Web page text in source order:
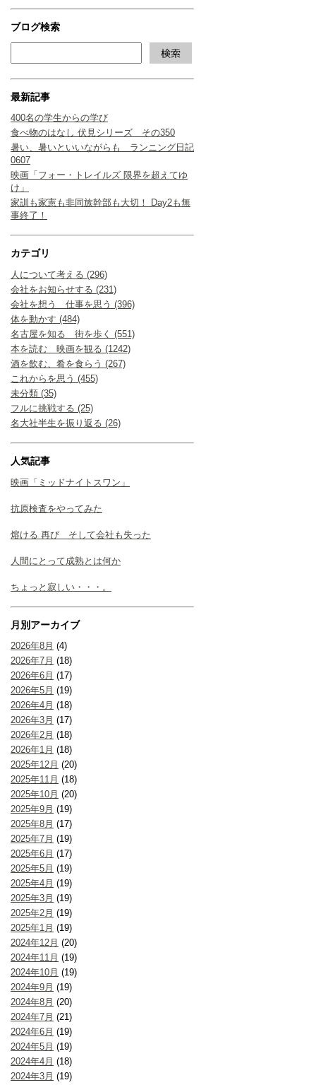
ブログ検索
最新記事
400名の学生からの学び
食べ物のはなし 伏見シリーズ その350
暑い、暑いといいながらも ランニング日記
0607
映画「フォー・トレイルズ 限界を超えてゆ
け」
家訓も家憲も非同族幹部も大切！ Day2も無
事終了！
カテゴリ
人について考える (296)
会社をお知らせする (231)
会社を想う 仕事を思う (396)
体を動かす (484)
名古屋を知る 街を歩く (551)
本を読む 映画を観る (1242)
酒を飲む、肴を食らう (267)
これからを思う (455)
未分類 (35)
フルに挑戦する (25)
名大社半生を振り返る (26)
人気記事
映画「ミッドナイトスワン」
抗原検査をやってみた
熔ける 再び そして会社も失った
人間にとって成熟とは何か
ちょっと寂しい・・・。
月別アーカイブ
2026年8月 (4)
2026年7月 (18)
2026年6月 (17)
2026年5月 (19)
2026年4月 (18)
2026年3月 (17)
2026年2月 (18)
2026年1月 (18)
2025年12月 (20)
2025年11月 (18)
2025年10月 (20)
2025年9月 (19)
2025年8月 (17)
2025年7月 (19)
2025年6月 (17)
2025年5月 (19)
2025年4月 (19)
2025年3月 (19)
2025年2月 (19)
2025年1月 (19)
2024年12月 (20)
2024年11月 (19)
2024年10月 (19)
2024年9月 (19)
2024年8月 (20)
2024年7月 (21)
2024年6月 (19)
2024年5月 (19)
2024年4月 (18)
2024年3月 (19)